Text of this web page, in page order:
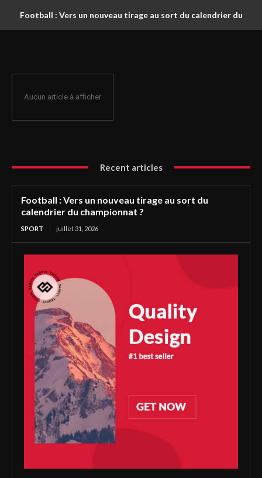
Football : Vers un nouveau tirage au sort du calendrier du
Aucun article à afficher
Recent articles
Football : Vers un nouveau tirage au sort du
calendrier du championnat ?
SPORT juillet 31, 2026